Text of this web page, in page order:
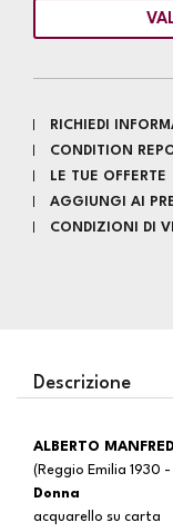
RICHIEDI
CONDITION
LE TUE OFFERTE
AGGIUNGI AI
CONDIZIONI DI
Descrizione
ALBERTO MANFREDI
(Reggio Emilia 1930
Donna
acquarello su carta